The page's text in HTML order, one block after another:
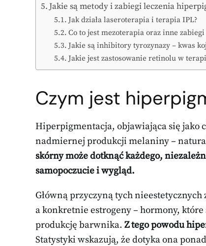
Jakie są metody i zabiegi leczenia
Jak działa laseroterapia i terapia IPL?
Co to jest mezoterapia oraz inne zabiegi
Jakie są inhibitory tyrozynazy – kwas
Jakie jest zastosowanie retinolu w
Czym jest
Hiperpigmentacja, objawiająca się jako
nadmiernej produkcji melaniny –
skórny może dotknąć każdego,
samopoczucie i wygląd.
Główną przyczyną tych
a konkretnie estrogeny – hormony,
produkcję barwnika. Z tego powodu
Statystyki wskazują, że dotyka ona